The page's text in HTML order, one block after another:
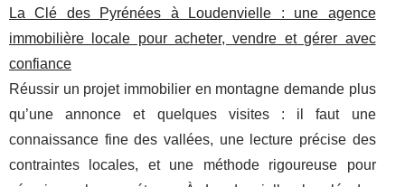
La Clé des Pyrénées à Loudenvielle : une agence
immobilière locale pour acheter, vendre et gérer avec
confiance
Réussir un projet immobilier en montagne demande plus
qu’une annonce et quelques visites : il faut une
connaissance fine des vallées, une lecture précise des
contraintes locales, et une méthode rigoureuse pour